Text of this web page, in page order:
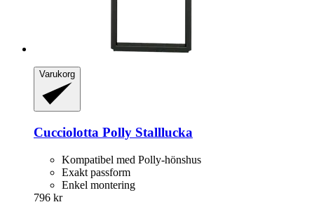
Varukorg
Cucciolotta Polly Stalllucka
Kompatibel med Polly-hönshus
Exakt passform
Enkel montering
796 kr